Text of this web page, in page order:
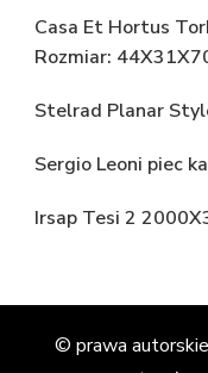
Casa Et Hortus
Rozmiar:
Stelrad Planar
Sergio Leoni piec
Irsap Tesi 2
© prawa